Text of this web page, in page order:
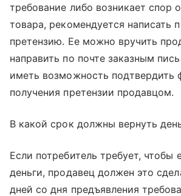
требование либо возникает спор
товара, рекомендуется написать
претензию. Ее можно вручить
направить по почте заказным
иметь возможность подтвердить
получения претензии продавцом.
В какой срок должны вернуть
Если потребитель требует, чтобы
деньги, продавец должен это
дней со дня предъявления